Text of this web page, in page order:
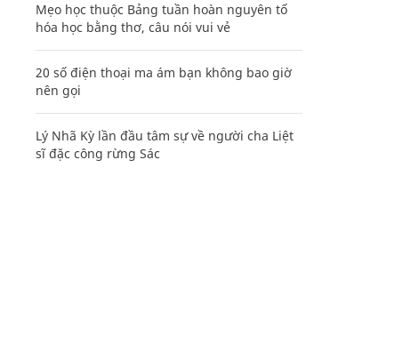
Mẹo học thuộc Bảng tuần hoàn nguyên tố
hóa học bằng thơ, câu nói vui vẻ
20 số điện thoại ma ám bạn không bao giờ
nên gọi
Lý Nhã Kỳ lần đầu tâm sự về người cha Liệt
sĩ đặc công rừng Sác